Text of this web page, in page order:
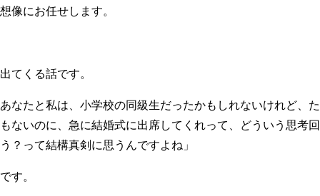
像にお任せします。
てくる話です。
なたと私は、小学校の同級生だったかもしれないけれど、た
ないのに、急に結婚式に出席してくれって、どういう思考回
？って結構真剣に思うんですよね」
す。